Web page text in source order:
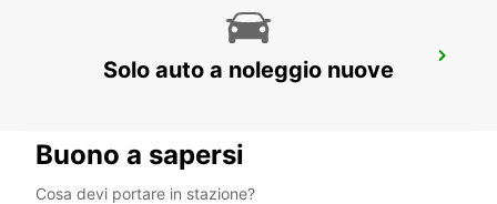
Solo auto a noleggio nuove
Buono a sapersi
Cosa devi portare in stazione?